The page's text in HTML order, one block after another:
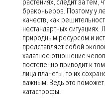
растениях, следит за
браконьеров. Поэтому у
качеств, как
нестандартных
природным ресурсом и
представляет собой
халатное отношение
постепенно приводит к
лица планеты, то их
важным. Ведь это
катастрофы.